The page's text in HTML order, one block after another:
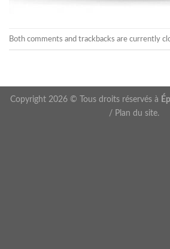
Both comments and trackbacks are currently
Copyright 2026 © Tous droits réservés à
/ Plan du site.